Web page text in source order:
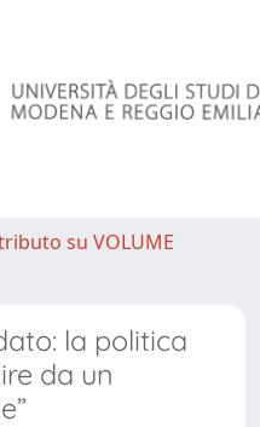
su VOLUME
la politica
da un